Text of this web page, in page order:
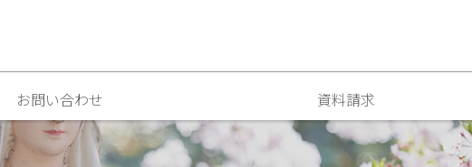
お問い合わせ 資料請求